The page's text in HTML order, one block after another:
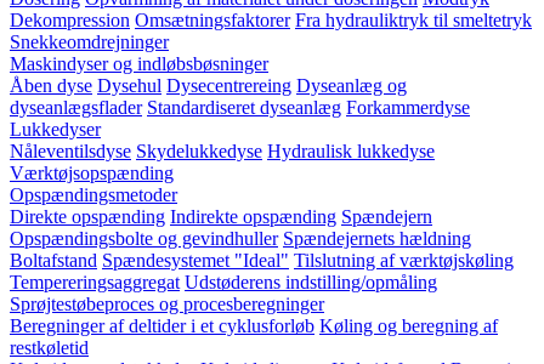
Dekompression Omsætningsfaktorer Fra hydrauliktryk til smeltetryk
Snekkeomdrejninger
Maskindyser og indløbsbøsninger
Åben dyse Dysehul Dysecentrereing Dyseanlæg og
dyseanlægsflader Standardiseret dyseanlæg Forkammerdyse
Lukkedyser
Nåleventilsdyse Skydelukkedyse Hydraulisk lukkedyse
Værktøjsopspænding
Opspændingsmetoder
Direkte opspænding Indirekte opspænding Spændejern
Opspændingsbolte og gevindhuller Spændejernets hældning
Boltafstand Spændesystemet "Ideal" Tilslutning af værktøjskøling
Tempereringsaggregat Udstøderens indstilling/opmåling
Sprøjtestøbeproces og procesberegninger
Beregninger af deltider i et cyklusforløb Køling og beregning af
restkøletid